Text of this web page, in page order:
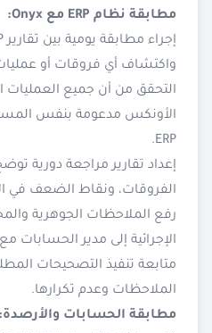
مطابقة نظام ERP مع Onyx:
واكتشاف أي فروقات أو
التحقق من أن جميع العمليات
الأونكس مدعومة بنفس
ERP.
إعداد تقارير مراجعة دورية
الفروقات، ونقاط الضعف في
رفع الملاحظات الجوهرية
الإجرائية إلى مدير الحسابات
متابعة تنفيذ التصحيحات
الملاحظات وعدم تكرارها.
مطابقة الحسابات والأرصدة: